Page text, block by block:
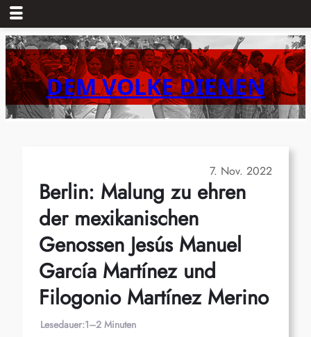
Zum
Inhalt
springenDEM VOLKE DIENEN
7. Nov. 2022
Berlin: Malung zu ehren
der mexikanischen
Genossen Jesús Manuel
García Martínez und
Filogonio Martínez Merino
Lesedauer:1–2 Minuten